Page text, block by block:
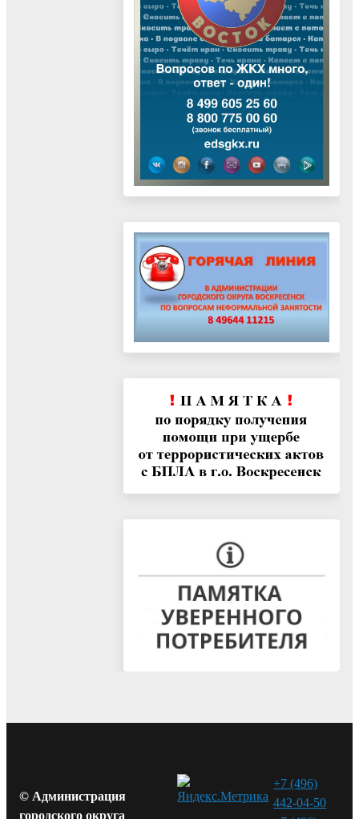
© Администрация
городского округа
+7 (496)
442-04-50